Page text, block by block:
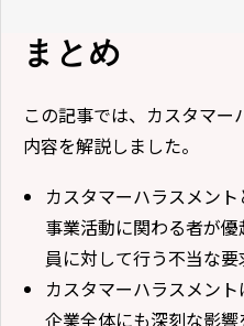
まとめ
この記事では、カスタマ
内容を解説しました。
カスタマーハラスメン
事業活動に関わる者が
員に対して行う不当な
カスタマーハラスメント
企業全体にも深刻な影響